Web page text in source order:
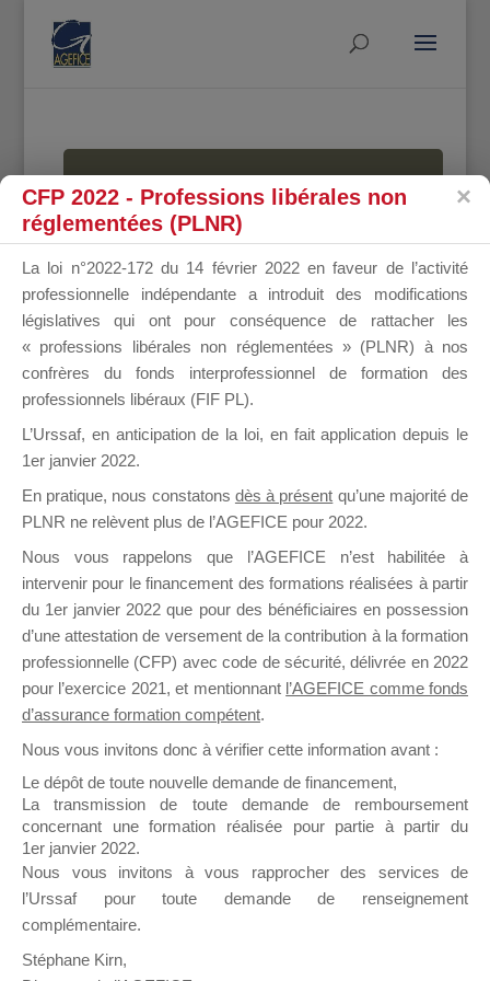
MALLETTE
DU
DIRIGEANT
Groupe Public
il y a un mois
Ce groupe est destiné aux Organismes de
Formation qui souhaitent répondre à l’Appel à
Propositions Mallette du Dirigeant.
sur lequel il est possible de laisser un message
ou poser une question.
NB : Il est nécessaire d’être
pouvoir rejoindre ce groupe
CFP 2022 - Professions libérales non
réglementées (PLNR)
La loi n°2022-172 du 14 février 2022 en faveur de l’activité
professionnelle indépendante a introduit des modifications
législatives qui ont pour conséquence de rattacher les
« professions libérales non réglementées » (PLNR) à nos
confrères du fonds interprofessionnel de formation des
professionnels libéraux (FIF PL).
L’Urssaf, en anticipation de la loi, en fait application depuis le
1er janvier 2022.
En pratique, nous constatons dès à présent qu’une majorité de
PLNR ne relèvent plus de l’AGEFICE pour 2022.
Nous vous rappelons que l’AGEFICE n’est habilitée à
intervenir pour le financement des formations réalisées à partir
du 1er janvier 2022 que pour des bénéficiaires en possession
d’une attestation de versement de la contribution à la formation
professionnelle (CFP) avec code de sécurité, délivrée en 2022
pour l’exercice 2021, et mentionnant l’AGEFICE comme fonds
d’assurance formation compétent.
Nous vous invitons donc à vérifier cette information avant :
Le dépôt de toute nouvelle demande de financement,
La transmission de toute demande de remboursement
concernant une formation réalisée pour partie à partir du
1er janvier 2022.
Nous vous invitons à vous rapprocher des services de
l’Urssaf pour toute demande de renseignement
complémentaire.
Stéphane Kirn,